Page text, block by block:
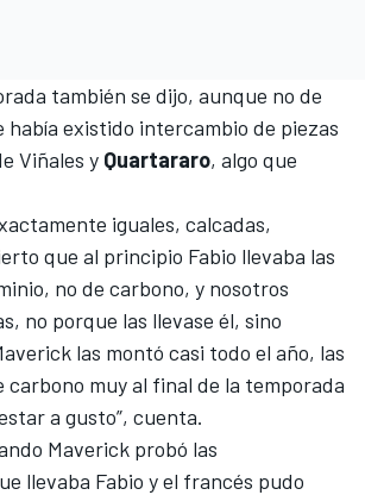
también se dijo, aunque no de
había existido intercambio de piezas
Viñales y Quartararo, algo que
iguales, calcadas,
que al principio Fabio llevaba las
no de carbono, y nosotros
no porque las llevase él, sino
las montó casi todo el año, las
carbono muy al final de la temporada
a gusto”, cuenta.
Maverick probó las
llevaba Fabio y el francés pudo